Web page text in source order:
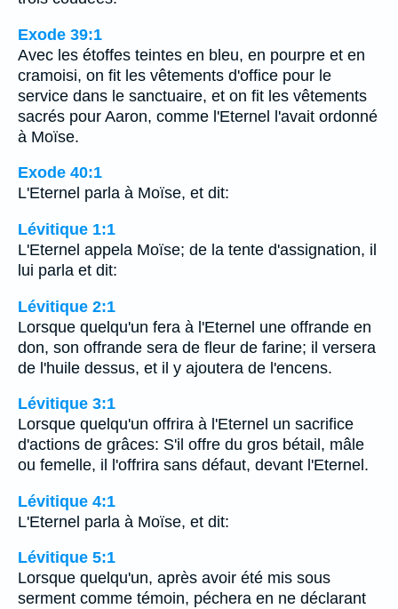
Exode 39:1
Avec les étoffes teintes en bleu, en pourpre et en
cramoisi, on fit les vêtements d'office pour le
service dans le sanctuaire, et on fit les vêtements
sacrés pour Aaron, comme l'Eternel l'avait ordonné
à Moïse.
Exode 40:1
L'Eternel parla à Moïse, et dit:
Lévitique 1:1
L'Eternel appela Moïse; de la tente d'assignation, il
lui parla et dit:
Lévitique 2:1
Lorsque quelqu'un fera à l'Eternel une offrande en
don, son offrande sera de fleur de farine; il versera
de l'huile dessus, et il y ajoutera de l'encens.
Lévitique 3:1
Lorsque quelqu'un offrira à l'Eternel un sacrifice
d'actions de grâces: S'il offre du gros bétail, mâle
ou femelle, il l'offrira sans défaut, devant l'Eternel.
Lévitique 4:1
L'Eternel parla à Moïse, et dit:
Lévitique 5:1
Lorsque quelqu'un, après avoir été mis sous
serment comme témoin, péchera en ne déclarant